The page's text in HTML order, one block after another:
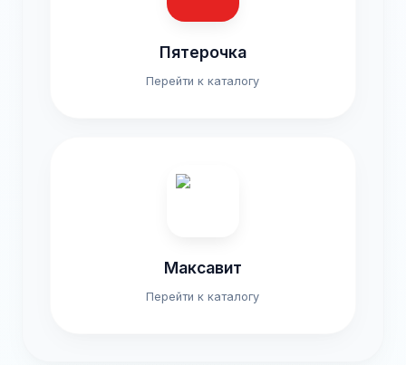
Пятерочка
Перейти к каталогу
Максавит
Перейти к каталогу